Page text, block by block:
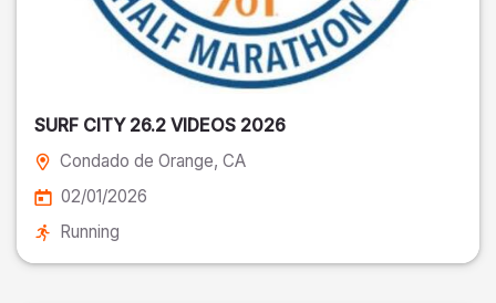
SURF CITY 26.2 VIDEOS 2026
Condado de Orange, CA
02/01/2026
Running